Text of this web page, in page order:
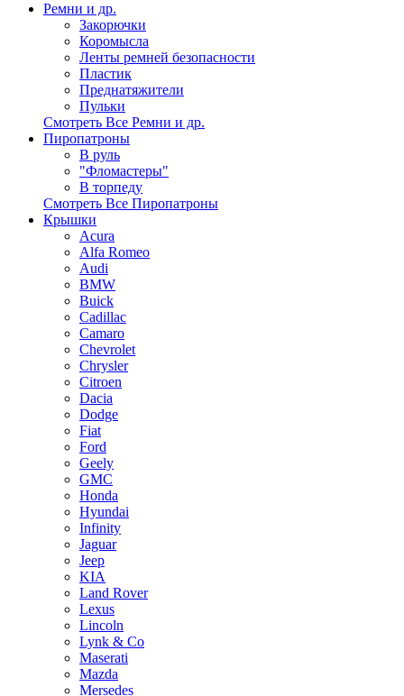
Ремни и др.
Закорючки
Коромысла
Ленты ремней безопасности
Пластик
Преднатяжители
Пульки
Смотреть Все Ремни и др.
Пиропатроны
В руль
"Фломастеры"
В торпеду
Смотреть Все Пиропатроны
Крышки
Acura
Alfa Romeo
Audi
BMW
Buick
Cadillac
Camaro
Chevrolet
Chrysler
Citroen
Dacia
Dodge
Fiat
Ford
Geely
GMC
Honda
Hyundai
Infinity
Jaguar
Jeep
KIA
Land Rover
Lexus
Lincoln
Lynk & Co
Maserati
Mazda
Mersedes